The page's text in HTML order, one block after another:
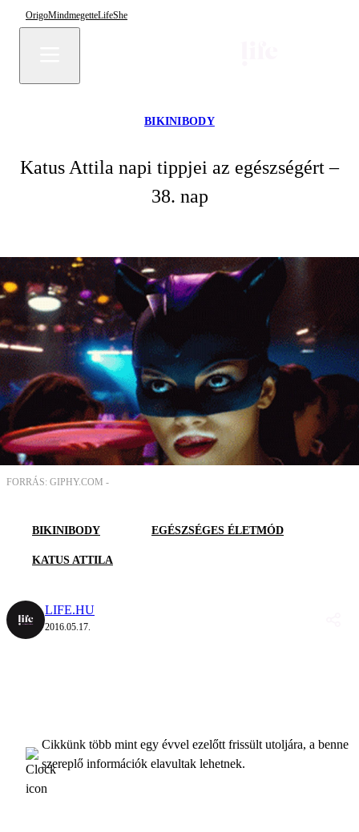
OrigoMindmegetteLifeShe
BIKINIBODY
Katus Attila napi tippjei az egészségért –
38. nap
FORRÁS: GIPHY.COM -
BIKINIBODY EGÉSZSÉGES ÉLETMÓD
KATUS ATTILA
LIFE.HU
2016.05.17.
Cikkünk több mint egy évvel ezelőtt frissült utoljára, a benne
szereplő információk elavultak lehetnek.